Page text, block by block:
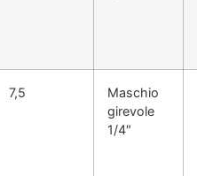
7,5
Maschio
girevole
1/4″